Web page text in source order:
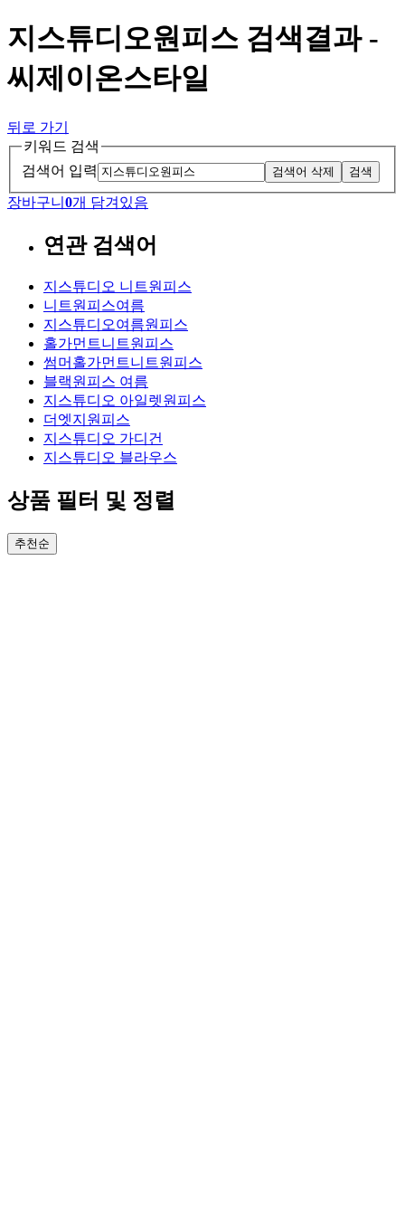
지스튜디오원피스 검색결과 -
씨제이온스타일
뒤로 가기
키워드 검색
검색어 입력
검색어 삭제 검색
장바구니 0개 담겨있음
연관 검색어
지스튜디오 니트원피스
니트원피스여름
지스튜디오여름원피스
홀가먼트니트원피스
썸머홀가먼트니트원피스
블랙원피스 여름
지스튜디오 아일렛원피스
더엣지원피스
지스튜디오 가디건
지스튜디오 블라우스
상품 필터 및 정렬
추천순